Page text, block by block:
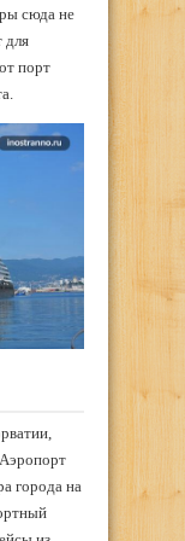
сюда не
для
порт
города на